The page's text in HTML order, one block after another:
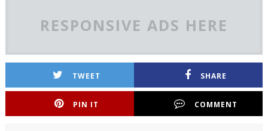
RESPONSIVE ADS HERE
TWEET SHARE
PIN IT COMMENT